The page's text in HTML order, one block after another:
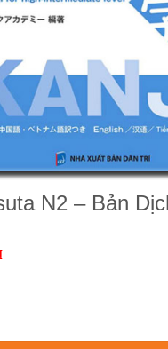
N2 – Bản
- Bản Dịch Tiếng Việt số